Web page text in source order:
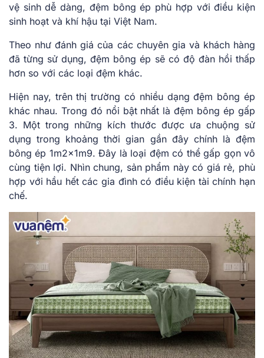
vệ sinh dễ dàng, đệm bông ép phù hợp với điều kiện
sinh hoạt và khí hậu tại Việt Nam.
Theo như đánh giá của các chuyên gia và khách hàng
đã từng sử dụng, đệm bông ép sẽ có độ đàn hồi thấp
hơn so với các loại đệm khác.
Hiện nay, trên thị trường có nhiều dạng đệm bông ép
khác nhau. Trong đó nổi bật nhất là đệm bông ép gấp
3. Một trong những kích thước được ưa chuộng sử
dụng trong khoảng thời gian gần đây chính là đệm
bông ép 1m2x1m9. Đây là loại đệm có thể gấp gọn vô
cùng tiện lợi. Nhìn chung, sản phẩm này có giá rẻ, phù
hợp với hầu hết các gia đình có điều kiện tài chính hạn
chế.